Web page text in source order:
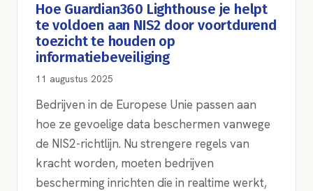
Hoe Guardian360 Lighthouse je helpt
te voldoen aan NIS2 door voortdurend
toezicht te houden op
informatiebeveiliging
11 augustus 2025
Bedrijven in de Europese Unie passen aan
hoe ze gevoelige data beschermen vanwege
de NIS2-richtlijn. Nu strengere regels van
kracht worden, moeten bedrijven
bescherming inrichten die in realtime werkt,